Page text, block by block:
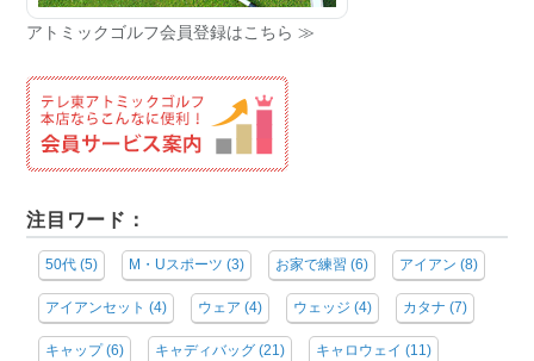
アトミックゴルフ会員登録はこちら ≫
注目ワード：
50代 (5) M・Uスポーツ (3) お家で練習 (6) アイアン (8)
アイアンセット (4) ウェア (4) ウェッジ (4) カタナ (7)
キャップ(6) キャディバッグ (21) キャロウェイ (11)